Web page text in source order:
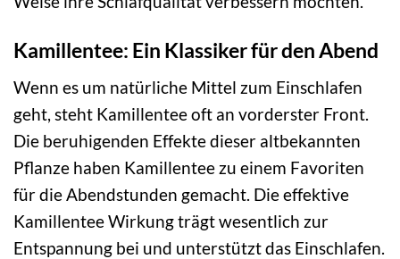
Kamillentee: Ein Klassiker für den Abend
Wenn es um natürliche Mittel zum Einschlafen
geht, steht Kamillentee oft an vorderster Front.
Die beruhigenden Effekte dieser altbekannten
Pflanze haben Kamillentee zu einem Favoriten
für die Abendstunden gemacht. Die effektive
Kamillentee Wirkung trägt wesentlich zur
Entspannung bei und unterstützt das Einschlafen.